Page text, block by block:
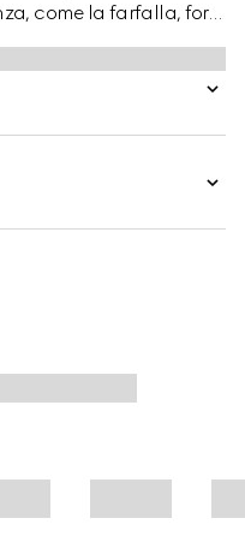
come la farfalla, forte
combinazione si
che sottolinea
il trio composto da